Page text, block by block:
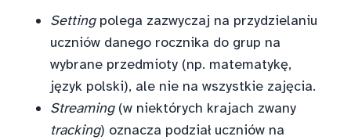
Settingpolega zazwyczaj na przydzielaniu
uczniów danego rocznika do grup na
wybrane przedmioty (np. matematykę,
język polski), ale nie na wszystkie zajęcia.
Streaming(w niektórych krajach zwany
tracking) oznacza podział uczniów na